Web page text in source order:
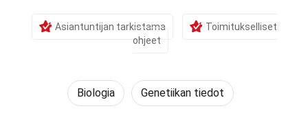
Asiantuntijan tarkistama
Toimitukselliset
ohjeet
Biologia Genetiikan tiedot